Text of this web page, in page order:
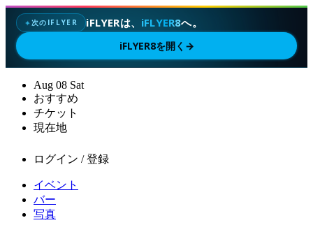
✦次のIFLYER iFLYERは、 iFLYER8へ。
iFLYER8を開く →
Aug 08 Sat
おすすめ
チケット
現在地
ログイン / 登録
イベント
バー
写真